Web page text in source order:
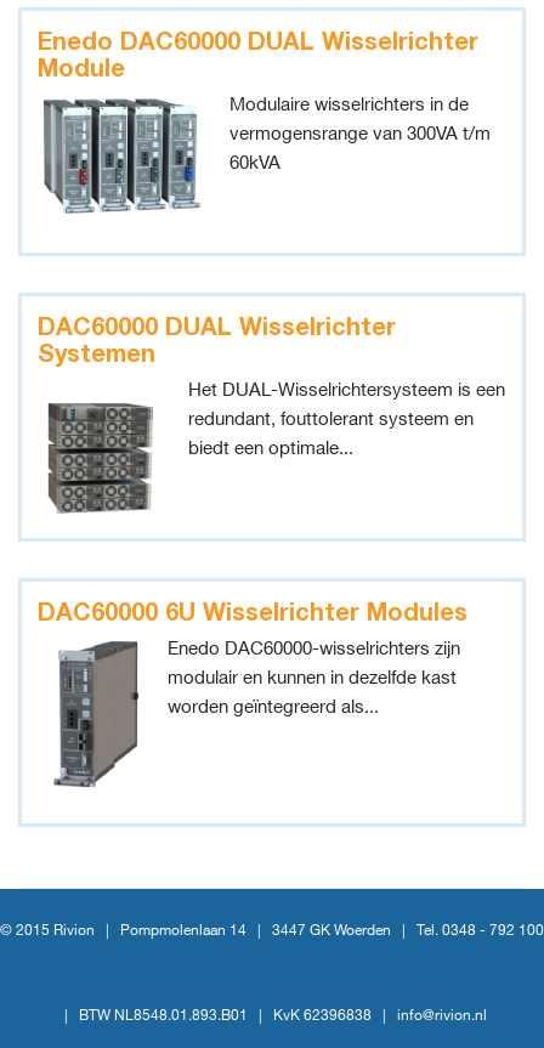
Enedo DAC60000 DUAL Wisselrichter
Module
Modulaire wisselrichters in de
vermogensrange van 300VA t/m
60kVA
DAC60000 DUAL Wisselrichter
Systemen
Het DUAL-Wisselrichtersysteem is een
redundant, fouttolerant systeem en
biedt een optimale...
DAC60000 6U Wisselrichter Modules
Enedo DAC60000-wisselrichters zijn
modulair en kunnen in dezelfde kast
worden geïntegreerd als...
© 2015 Rivion | Pompmolenlaan 14 3447 GK Woerden Tel. 0348 - 792 100
BTW NL8548.01.893.B01 KvK 62396838 info@rivion.nl